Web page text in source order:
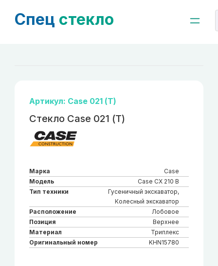
Спец стекло
Артикул: Case 021 (Т)
Стекло Case 021 (Т)
Марка
Case
Модель
Case CX 210 B
Тип техники
Гусеничный экскаватор,
Колесный экскаватор
Расположение
Лобовое
Позиция
Верхнее
Материал
Триплекс
Оригинальный номер
KHN15780